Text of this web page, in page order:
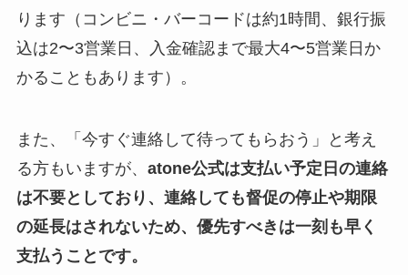
ります（コンビニ・バーコードは約1時間、銀行振
込は2〜3営業日、入金確認まで最大4〜5営業日か
かることもあります）。
また、「今すぐ連絡して待ってもらおう」と考え
る方もいますが、 atone公式は支払い予定日の連絡
は不要としており、連絡しても督促の停止や期限
の延長はされないため、優先すべきは一刻も早く
支払うことです。